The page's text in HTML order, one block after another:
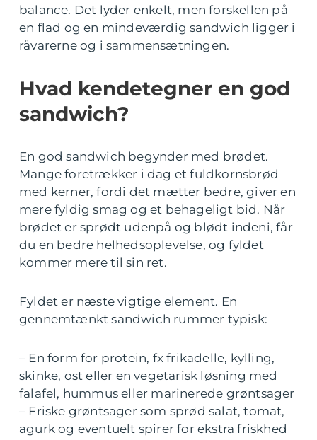
balance. Det lyder enkelt, men forskellen på
en flad og en mindeværdig sandwich ligger i
råvarerne og i sammensætningen.
Hvad kendetegner en god
sandwich?
En god sandwich begynder med brødet.
Mange foretrækker i dag et fuldkornsbrød
med kerner, fordi det mætter bedre, giver en
mere fyldig smag og et behageligt bid. Når
brødet er sprødt udenpå og blødt indeni, får
du en bedre helhedsoplevelse, og fyldet
kommer mere til sin ret.
Fyldet er næste vigtige element. En
gennemtænkt sandwich rummer typisk:
– En form for protein, fx frikadelle, kylling,
skinke, ost eller en vegetarisk løsning med
falafel, hummus eller marinerede grøntsager
– Friske grøntsager som sprød salat, tomat,
agurk og eventuelt spirer for ekstra friskhed